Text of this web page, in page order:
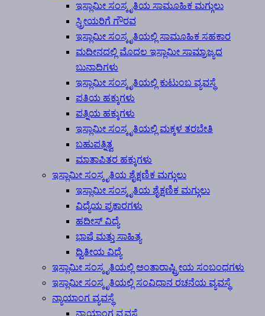
ಇಸ್ಲಾಮೀ ಸಂಸ್ಕೃತಿಯ ಸಾಮೂಹಿಕ ಮಗ್ಗುಲು
ಸ್ತ್ರೀಯರಿಗೆ ಗೌರವ
ಇಸ್ಲಾಮೀ ಸಂಸ್ಕೃತಿಯಲ್ಲಿ ಸಾಮೂಹಿಕ ಸಹಕಾರ
ಮದೀನದಲ್ಲಿ ಮೊದಲ ಇಸ್ಲಾಮೀ ಸಾಮ್ರಾಜ್ಯದ
ಬುನಾದಿಗಳು
ಇಸ್ಲಾಮೀ ಸಂಸ್ಕೃತಿಯಲ್ಲಿ ಕುಟುಂಬ ವ್ಯವಸ್ಥೆ
ಪತಿಯ ಹಕ್ಕುಗಳು
ಪತ್ನಿಯ ಹಕ್ಕುಗಳು
ಇಸ್ಲಾಮೀ ಸಂಸ್ಕೃತಿಯಲ್ಲಿ ಮಕ್ಕಳ ತರಬೇತಿ
ಬಹುಪತ್ನಿತ್ವ
ಮಾತಾಪಿತರ ಹಕ್ಕುಗಳು
ಇಸ್ಲಾಮೀ ಸಂಸ್ಕೃತಿಯ ಶೈಕ್ಷಣಿಕ ಮಗ್ಗುಲು
ಇಸ್ಲಾಮೀ ಸಂಸ್ಕೃತಿಯ ಶೈಕ್ಷಣಿಕ ಮಗ್ಗುಲು
ವಿದ್ಯೆಯ ಪ್ರಕಾರಗಳು
ಹದೀಸ್ ವಿದ್ಯೆ
ಭಾಷೆ ಮತ್ತು ಸಾಹಿತ್ಯ
ದ್ವಿತೀಯ ವಿದ್ಯೆ
ಇಸ್ಲಾಮೀ ಸಂಸ್ಕೃತಿಯಲ್ಲಿ ಅಂತಾರಾಷ್ಟ್ರೀಯ ಸಂಬಂಧಗಳು
ಇಸ್ಲಾಮೀ ಸಂಸ್ಕೃತಿಯಲ್ಲಿ ಸಂವಿಧಾನ ರಚನೆಯ ವ್ಯವಸ್ಥೆ
ನ್ಯಾಯಾಂಗ ವ್ಯವಸ್ಥೆ
ನ್ಯಾಯಾಂಗ ವ್ಯವಸ್ಥೆ